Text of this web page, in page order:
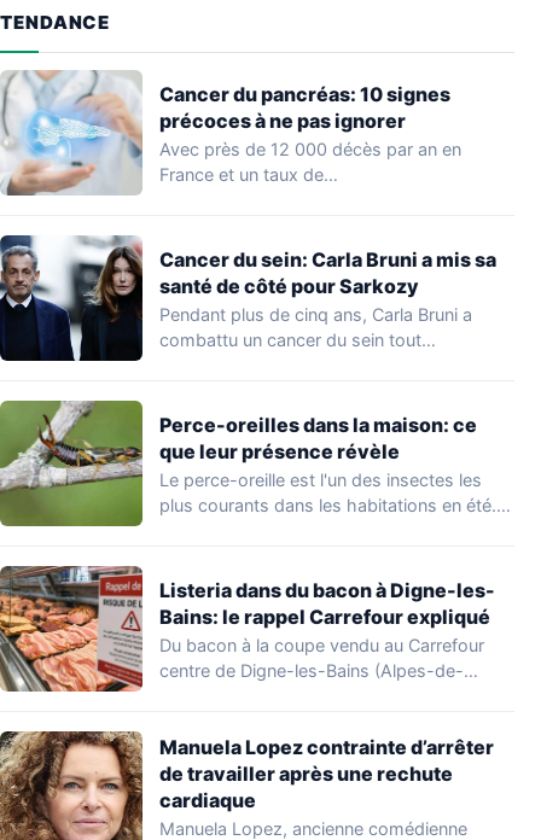
TENDANCE
Cancer du pancréas: 10 signes
précoces à ne pas ignorer
Avec près de 12 000 décès par an en
France et un taux de…
Cancer du sein: Carla Bruni a mis sa
santé de côté pour Sarkozy
Pendant plus de cinq ans, Carla Bruni a
combattu un cancer du sein tout…
Perce-oreilles dans la maison: ce
que leur présence révèle
Le perce-oreille est l'un des insectes les
plus courants dans les habitations en été.…
Listeria dans du bacon à Digne-les-
Bains: le rappel Carrefour expliqué
Du bacon à la coupe vendu au Carrefour
centre de Digne-les-Bains (Alpes-de-
Manuela Lopez contrainte d’arrêter
de travailler après une rechute
cardiaque
Manuela Lopez, ancienne comédienne